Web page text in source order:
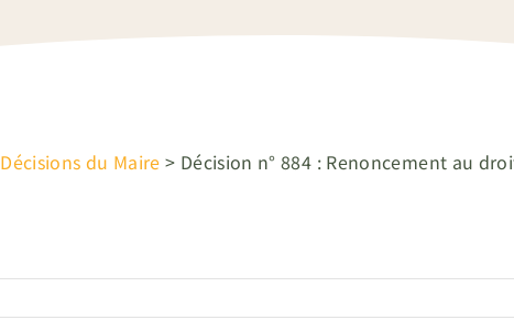
Décisions du Maire > Décision n° 884 : Renoncement au